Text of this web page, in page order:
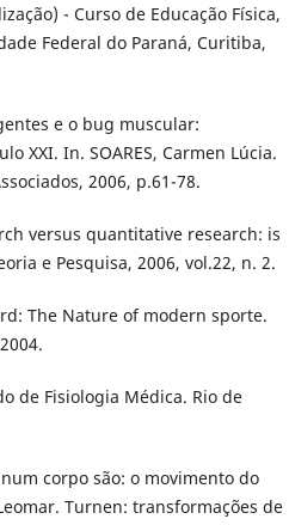
- Curso de Educação Física,
Federal do Paraná, Curitiba,
e o bug muscular:
XXI. In. SOARES, Carmen Lúcia.
2006, p.61-78.
versus quantitative research: is
e Pesquisa, 2006, vol.22, n. 2.
The Nature of modern sporte.
de Fisiologia Médica. Rio de
corpo são: o movimento do
Turnen: transformações de